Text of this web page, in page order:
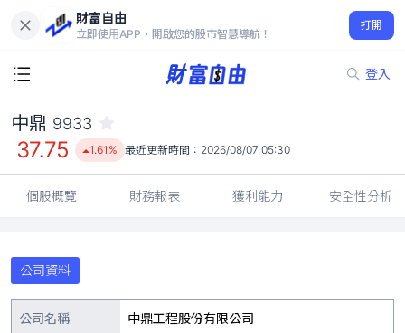
財富自由
立即使用APP，開啟您的股市智慧導航！
打開
登入
37.75
1.61%
中鼎 9933
37.75 1.61% 最近更新時間： 2026/08/07 05:30
個股概覽 財務報表 獲利能力 安全性分析
公司資料
公司名稱 中鼎工程股份有限公司